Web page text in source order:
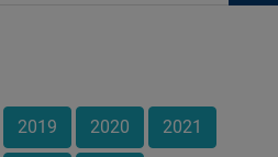
2019 2020 2021